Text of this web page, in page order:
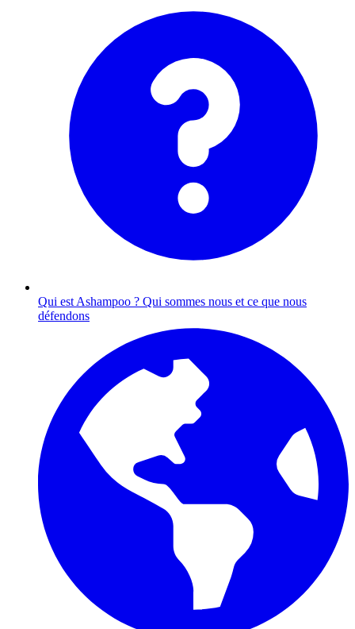
Qui est Ashampoo ? Qui sommes nous et ce que nous
défendons